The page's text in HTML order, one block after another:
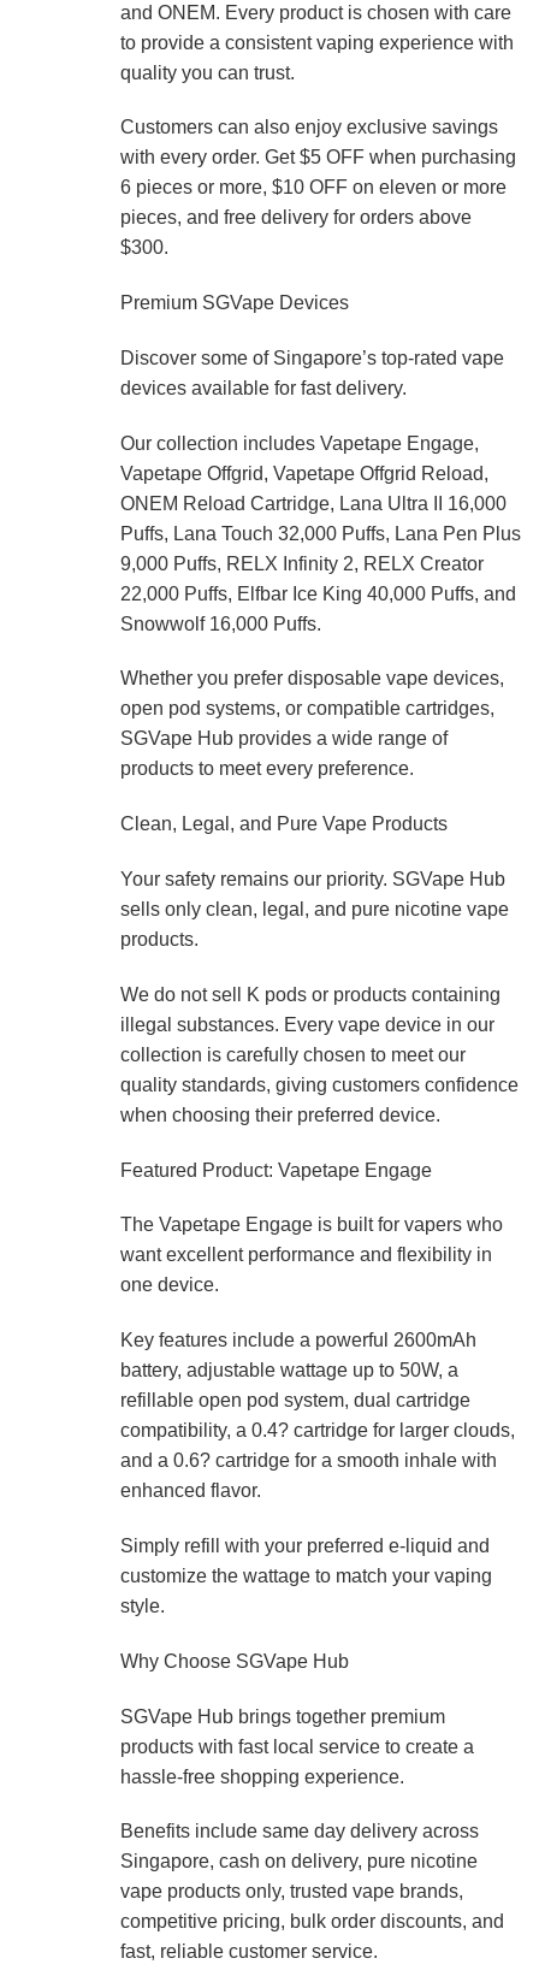
and ONEM. Every product is chosen with care
to provide a consistent vaping experience with
quality you can trust.
Customers can also enjoy exclusive savings
with every order. Get $5 OFF when purchasing
6 pieces or more, $10 OFF on eleven or more
pieces, and free delivery for orders above
$300.
Premium SGVape Devices
Discover some of Singapore’s top-rated vape
devices available for fast delivery.
Our collection includes Vapetape Engage,
Vapetape Offgrid, Vapetape Offgrid Reload,
ONEM Reload Cartridge, Lana Ultra II 16,000
Puffs, Lana Touch 32,000 Puffs, Lana Pen Plus
9,000 Puffs, RELX Infinity 2, RELX Creator
22,000 Puffs, Elfbar Ice King 40,000 Puffs, and
Snowwolf 16,000 Puffs.
Whether you prefer disposable vape devices,
open pod systems, or compatible cartridges,
SGVape Hub provides a wide range of
products to meet every preference.
Clean, Legal, and Pure Vape Products
Your safety remains our priority. SGVape Hub
sells only clean, legal, and pure nicotine vape
products.
We do not sell K pods or products containing
illegal substances. Every vape device in our
collection is carefully chosen to meet our
quality standards, giving customers confidence
when choosing their preferred device.
Featured Product: Vapetape Engage
The Vapetape Engage is built for vapers who
want excellent performance and flexibility in
one device.
Key features include a powerful 2600mAh
battery, adjustable wattage up to 50W, a
refillable open pod system, dual cartridge
compatibility, a 0.4? cartridge for larger clouds,
and a 0.6? cartridge for a smooth inhale with
enhanced flavor.
Simply refill with your preferred e-liquid and
customize the wattage to match your vaping
style.
Why Choose SGVape Hub
SGVape Hub brings together premium
products with fast local service to create a
hassle-free shopping experience.
Benefits include same day delivery across
Singapore, cash on delivery, pure nicotine
vape products only, trusted vape brands,
competitive pricing, bulk order discounts, and
fast, reliable customer service.